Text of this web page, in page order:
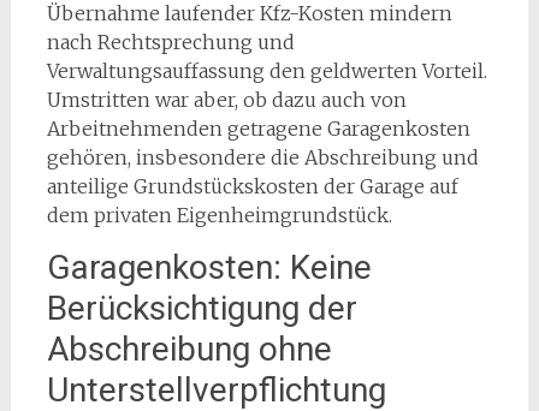
Übernahme laufender Kfz-Kosten mindern
nach Rechtsprechung und
Verwaltungsauffassung den geldwerten Vorteil.
Umstritten war aber, ob dazu auch von
Arbeitnehmenden getragene Garagenkosten
gehören, insbesondere die Abschreibung und
anteilige Grundstückskosten der Garage auf
dem privaten Eigenheimgrundstück.
Garagenkosten: Keine
Berücksichtigung der
Abschreibung ohne
Unterstellverpflichtung